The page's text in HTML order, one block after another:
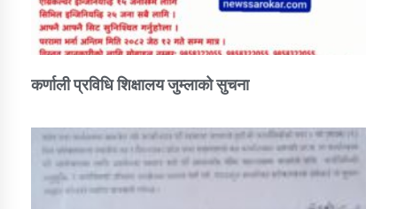
कर्णाली प्राविधि शिक्षालय जुम्लाको सुचना
तातोपानी गाउँपालिकाको न्यायिक समिति सम्बन्धी सन्देश
कर्णाली प्रविधि शिक्षालय जुम्लाको सुचना